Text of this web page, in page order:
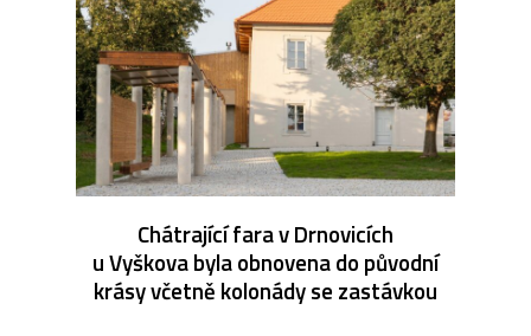
Chátrající fara v Drnovicích
u Vyškova byla obnovena do původní
krásy včetně kolonády se zastávkou